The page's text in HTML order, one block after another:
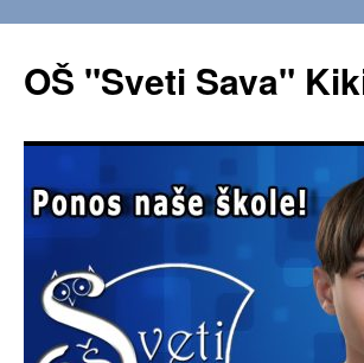
OŠ "Sveti Sava"